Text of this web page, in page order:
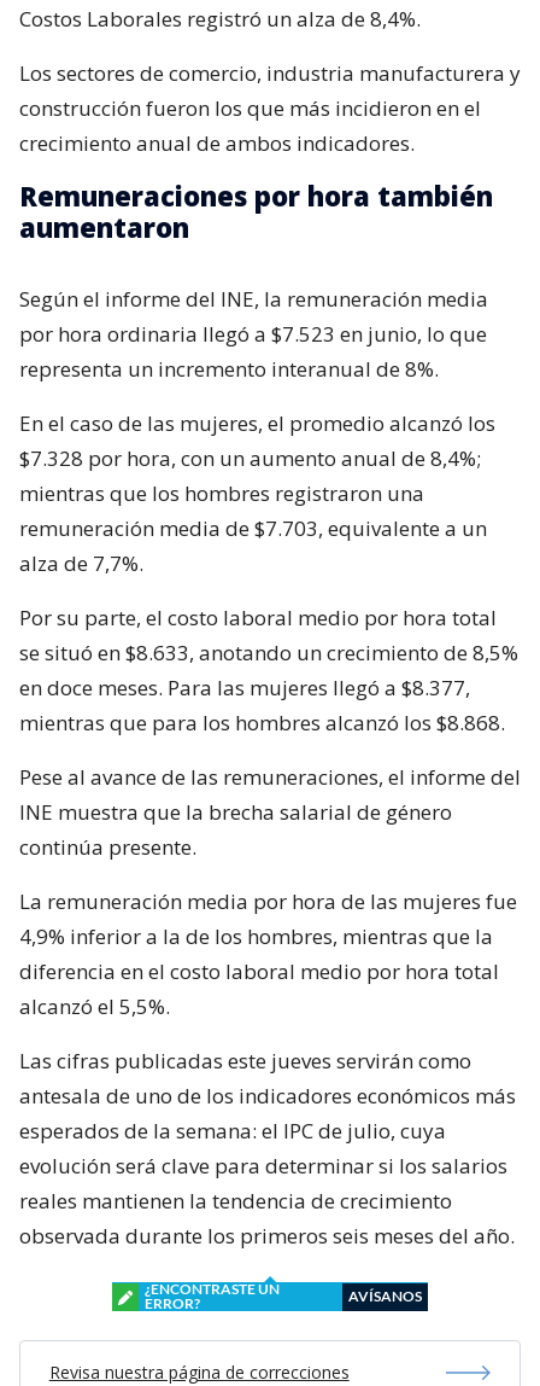
Costos Laborales registró un alza de 8,4%.
Los sectores de comercio, industria manufacturera y
construcción fueron los que más incidieron en el
crecimiento anual de ambos indicadores.
Remuneraciones por hora también
aumentaron
Según el informe del INE, la remuneración media
por hora ordinaria llegó a $7.523 en junio, lo que
representa un incremento interanual de 8%.
En el caso de las mujeres, el promedio alcanzó los
$7.328 por hora, con un aumento anual de 8,4%;
mientras que los hombres registraron una
remuneración media de $7.703, equivalente a un
alza de 7,7%.
Por su parte, el costo laboral medio por hora total
se situó en $8.633, anotando un crecimiento de 8,5%
en doce meses. Para las mujeres llegó a $8.377,
mientras que para los hombres alcanzó los $8.868.
Pese al avance de las remuneraciones, el informe del
INE muestra que la brecha salarial de género
continúa presente.
La remuneración media por hora de las mujeres fue
4,9% inferior a la de los hombres, mientras que la
diferencia en el costo laboral medio por hora total
alcanzó el 5,5%.
Las cifras publicadas este jueves servirán como
antesala de uno de los indicadores económicos más
esperados de la semana: el IPC de julio, cuya
evolución será clave para determinar si los salarios
reales mantienen la tendencia de crecimiento
observada durante los primeros seis meses del año.
¿ENCONTRASTE UN
ERROR?
AVÍSANOS
Revisa nuestra página de correcciones